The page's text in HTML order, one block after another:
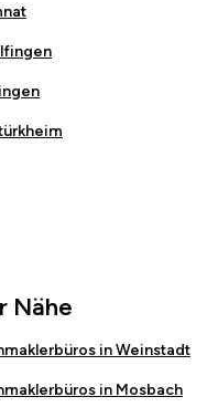
Nähe
inWeinstadt
in Mosbach